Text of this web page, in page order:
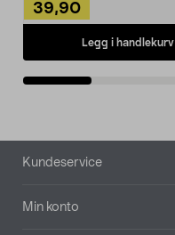
39,90
Legg i handlekurv
Bunntekst
Kundeservice
Min konto